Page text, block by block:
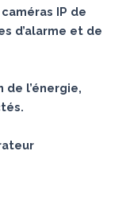
IP de
d’alarme et de
de l’énergie,